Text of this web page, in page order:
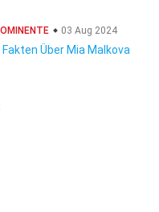
03 Aug 2024
Fakten Über Mia Malkova